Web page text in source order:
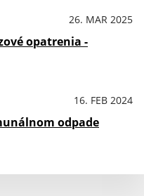
26. MAR 2025
opatrenia -
16. FEB 2024
odpade